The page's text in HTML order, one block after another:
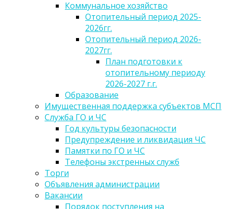
Коммунальное хозяйство
Отопительный период 2025-
2026гг.
Отопительный период 2026-
2027гг.
План подготовки к
отопительному периоду
2026-2027 г.г.
Образование
Имущественная поддержка субъектов МСП
Служба ГО и ЧС
Год культуры безопасности
Предупреждение и ликвидация ЧС
Памятки по ГО и ЧС
Телефоны экстренных служб
Торги
Объявления администрации
Вакансии
Порядок поступления на